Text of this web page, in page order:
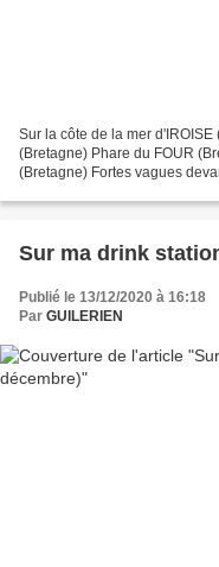
Sur la côte de la mer d'IROISE (Bretagne) Vagues devant le FOUR
(Bretagne) Phare du FOUR
(Bretagne) Fortes vagues
Sur ma drink
Publié le 13/12/2020 à 16:18
Par GUILERIEN